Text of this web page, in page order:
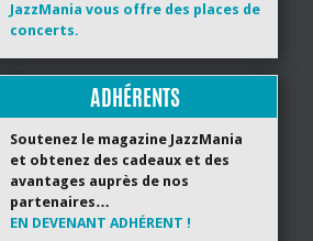
JazzMania vous offre des places de
concerts.
ADHÉRENTS
Soutenez le magazine JazzMania
et obtenez des cadeaux et des
avantages auprès de nos
partenaires…
EN DEVENANT ADHÉRENT !